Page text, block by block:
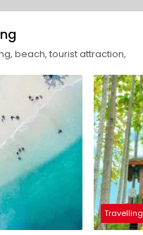
beach, tourist attraction,
Travelling